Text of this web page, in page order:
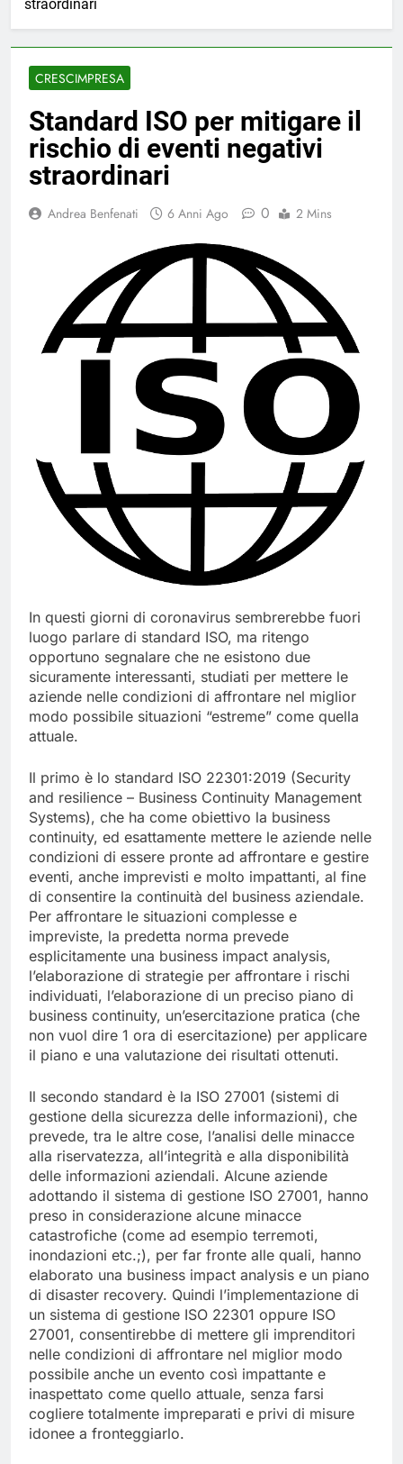
straordinari
CRESCIMPRESA
Standard ISO per mitigare il
rischio di eventi negativi
straordinari
Andrea Benfenati 6 Anni Ago 0 2 Mins
In questi giorni di coronavirus sembrerebbe fuori
luogo parlare di standard ISO, ma ritengo
opportuno segnalare che ne esistono due
sicuramente interessanti, studiati per mettere le
aziende nelle condizioni di affrontare nel miglior
modo possibile situazioni “estreme” come quella
attuale.
Il primo è lo standard ISO 22301:2019 (Security
and resilience – Business Continuity Management
Systems), che ha come obiettivo la business
continuity, ed esattamente mettere le aziende nelle
condizioni di essere pronte ad affrontare e gestire
eventi, anche imprevisti e molto impattanti, al fine
di consentire la continuità del business aziendale.
Per affrontare le situazioni complesse e
impreviste, la predetta norma prevede
esplicitamente una business impact analysis,
l’elaborazione di strategie per affrontare i rischi
individuati, l’elaborazione di un preciso piano di
business continuity, un’esercitazione pratica (che
non vuol dire 1 ora di esercitazione) per applicare
il piano e una valutazione dei risultati ottenuti.
Il secondo standard è la ISO 27001 (sistemi di
gestione della sicurezza delle informazioni), che
prevede, tra le altre cose, l’analisi delle minacce
alla riservatezza, all’integrità e alla disponibilità
delle informazioni aziendali. Alcune aziende
adottando il sistema di gestione ISO 27001, hanno
preso in considerazione alcune minacce
catastrofiche (come ad esempio terremoti,
inondazioni etc.;), per far fronte alle quali, hanno
elaborato una business impact analysis e un piano
di disaster recovery. Quindi l’implementazione di
un sistema di gestione ISO 22301 oppure ISO
27001, consentirebbe di mettere gli imprenditori
nelle condizioni di affrontare nel miglior modo
possibile anche un evento così impattante e
inaspettato come quello attuale, senza farsi
cogliere totalmente impreparati e privi di misure
idonee a fronteggiarlo.